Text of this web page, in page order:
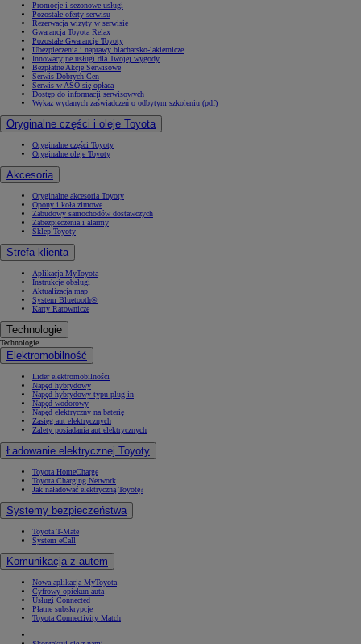
Promocje i sezonowe usługi
Pozostałe oferty serwisu
Rezerwacja wizyty w serwisie
Gwarancja Toyota Relax
Pozostałe Gwarancje Toyoty
Ubezpieczenia i naprawy blacharsko-lakiernicze
Innowacyjne usługi dla Twojej wygody
Bezpłatne Akcje Serwisowe
Serwis Dobrych Cen
Serwis w ASO się opłaca
Dostęp do informacji serwisowych
Wykaz wydanych zaświadczeń o odbytym szkoleniu (pdf)
Oryginalne części i oleje Toyota
Oryginalne części Toyoty
Oryginalne oleje Toyoty
Akcesoria
Oryginalne akcesoria Toyoty
Opony i koła zimowe
Zabudowy samochodów dostawczych
Zabezpieczenia i alarmy
Sklep Toyoty
Strefa klienta
Aplikacja MyToyota
Instrukcje obsługi
Aktualizacja map
System Bluetooth®
Karty Ratownicze
Technologie
Technologie
Elektromobilność
Lider elektromobilności
Napęd hybrydowy
Napęd hybrydowy typu plug-in
Napęd wodorowy
Napęd elektryczny na baterię
Zasięg aut elektrycznych
Zalety posiadania aut elektrycznych
Ładowanie elektrycznej Toyoty
Toyota HomeCharge
Toyota Charging Network
Jak naładować elektryczną Toyotę?
Systemy bezpieczeństwa
Toyota T-Mate
System eCall
Komunikacja z autem
Nowa aplikacja MyToyota
Cyfrowy opiekun auta
Usługi Connected
Płatne subskrypcje
Toyota Connectivity Match